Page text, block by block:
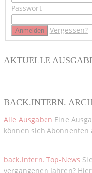
Passwort
Vergessen?
AKTUELLE
BACK.INTERN.
Alle Ausgaben Eine
können sich
back.intern. Top-News
vergangenen Jahren?